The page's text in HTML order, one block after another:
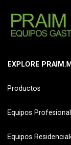
EXPLORE
Productos
Equipos
Equipos